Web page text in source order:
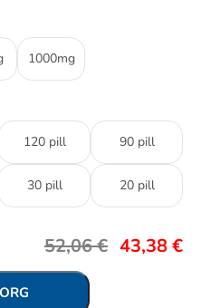
1000mg
120 pill 90 pill
30 pill 20 pill
52,06€ 43,38€